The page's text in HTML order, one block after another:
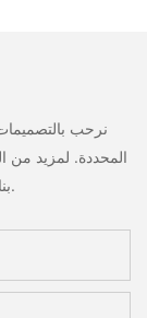
نرحب
المحددة. لمزيد من
بنا مباشرة مع أسئلة أو استفسارات.